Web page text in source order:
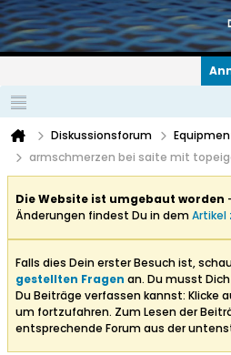
Diskussionsforum
armschmerzen bei saite mit
Die Website ist umgebaut worden
Änderungen findest Du in demArtikel
Falls dies Dein erster Besuch ist,
gestellten Fragen an. Du musst
Du Beiträge verfassen kannst: Klicke
um fortzufahren. Zum Lesen der
entsprechende Forum aus der